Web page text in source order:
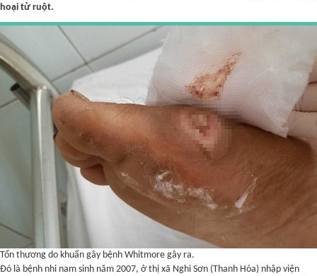
hoại tử ruột.
Tổn thương do khuẩn gây bệnh Whitmore gây ra.
Đó là bệnh nhi nam sinh năm 2007, ở thị xã Nghi Sơn (Thanh Hóa) nhập viện